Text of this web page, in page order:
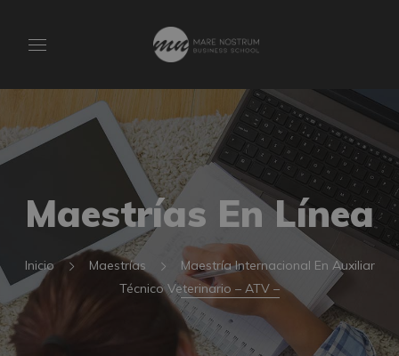
Maestrías En Línea
Inicio Maestrías
Maestría Internacional En Auxiliar
Técnico Veterinario – ATV –